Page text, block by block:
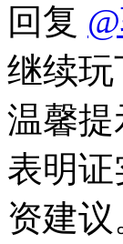
回复
继续玩
温馨
表明
资建